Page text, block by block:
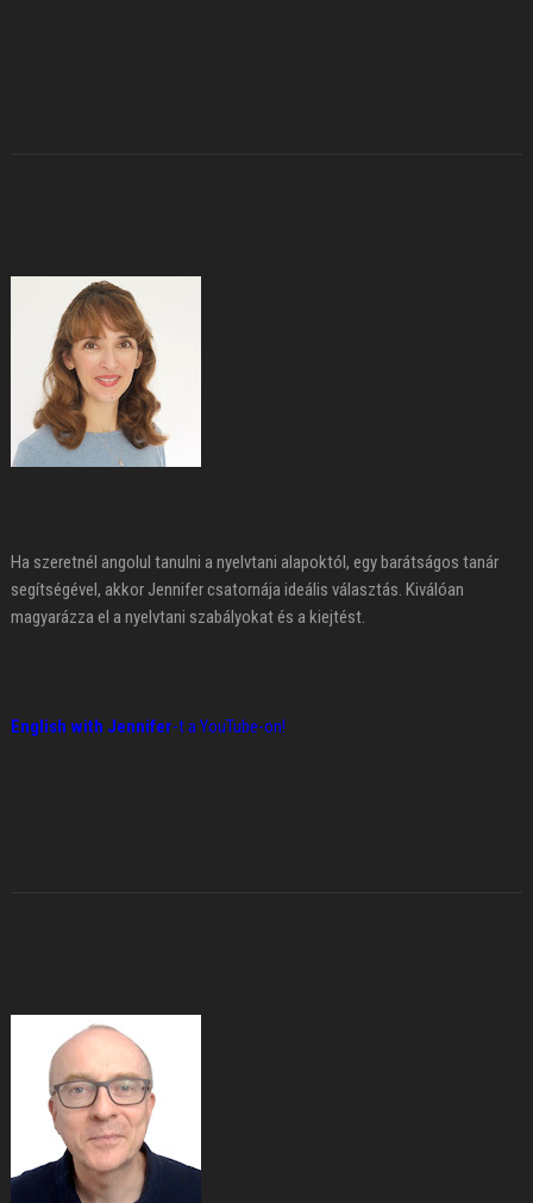
Ha szeretnél angolul tanulni a nyelvtani alapoktól, egy barátságos tanár
segítségével, akkor Jennifer csatornája ideális választás. Kiválóan
magyarázza el a nyelvtani szabályokat és a kiejtést.
English with Jennifer-t a YouTube-on!